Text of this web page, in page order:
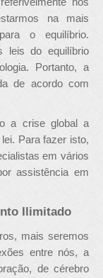
na mais
o equilíbrio.
leis do equilíbrio
Portanto, a
de acordo com
a crise global a
Para fazer isto,
em vários
assistência em
Ilimitado
mais seremos
entre nós, a
de cérebro